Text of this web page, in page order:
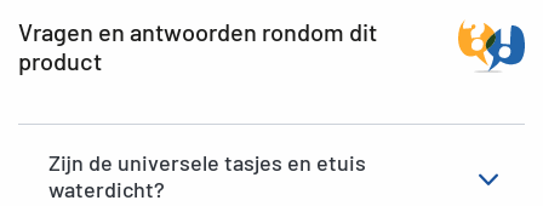
Vragen en antwoorden rondom dit
product
Zijn de universele tasjes en etuis
waterdicht?